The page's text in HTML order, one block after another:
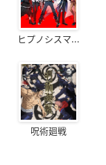
ヒプノシスマ...
呪術廻戦